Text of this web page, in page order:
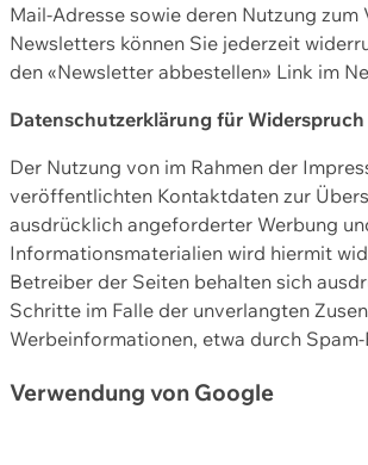
Mail-Adresse sowie deren Nutzung zum
Newsletters können Sie jederzeit
den «Newsletter abbestellen» Link im
Datenschutzerklärung für Widerspruch
Der Nutzung von im Rahmen der
veröffentlichten Kontaktdaten zur
ausdrücklich angeforderter Werbung
Informationsmaterialien wird hiermit
Betreiber der Seiten behalten sich
Schritte im Falle der unverlangten
Werbeinformationen, etwa durch Spam-
Verwendung von Google